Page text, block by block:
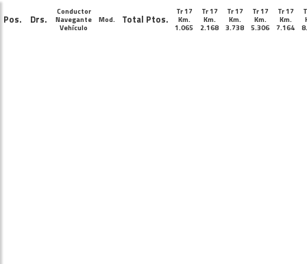
Pos. Drs.
Conductor
Navegante
Vehículo
Mod. Total Ptos.
Tr 17
Km.
1.065
Tr 17
Km.
2.168
Tr 17
Km.
3.738
Tr 17
Km.
5.306
Tr 17
Km.
7.164